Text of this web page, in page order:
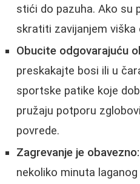
stići do pazuha. Ako su
skratiti zavijanjem viška
Obucite odgovarajuću
preskakajte bosi ili u
sportske patike koje
pružaju potporu
povrede.
Zagrevanje je obavezno:
nekoliko minuta